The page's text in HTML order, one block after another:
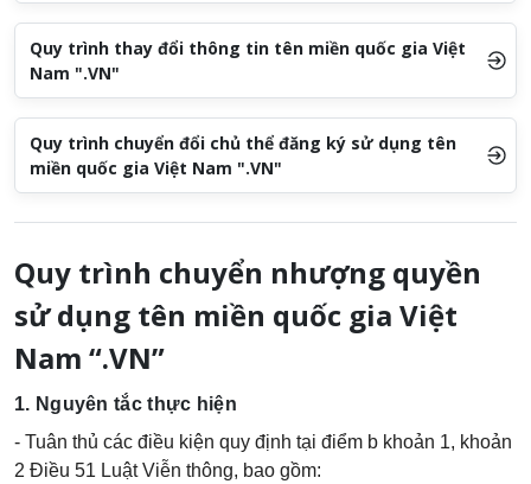
Quy trình thay đổi thông tin tên miền quốc gia Việt
Nam ".VN"
Quy trình chuyển đổi chủ thể đăng ký sử dụng tên
miền quốc gia Việt Nam ".VN"
Quy trình chuyển nhượng quyền
sử dụng tên miền quốc gia Việt
Nam “.VN”
1. Nguyên tắc thực hiện
- Tuân thủ các điều kiện quy định tại điểm b khoản 1, khoản
2 Điều 51 Luật Viễn thông, bao gồm: